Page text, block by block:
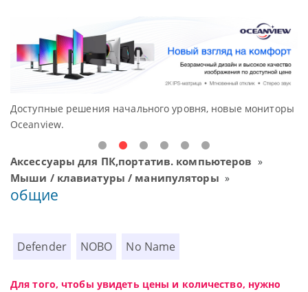
Доступные решения начального уровня, новые мониторы
Oceanview.
Аксессуары для ПК,портатив. компьютеров »
Мыши / клавиатуры / манипуляторы »
общие
Defender NOBO No Name
Для того, чтобы увидеть цены и количество, нужно